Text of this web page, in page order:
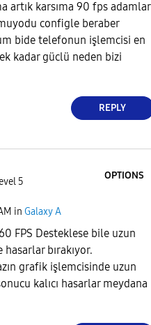
artık karsıma 90 fps adamlar
configle beraber
bide telefonun işlemcisi en
kadar güclü neden bizi
REPLY
5
OPTIONS
in Galaxy A
FPS Desteklese bile uzun
bırakıyor.
grafik işlemcisinde uzun
kalıcı hasarlar meydana